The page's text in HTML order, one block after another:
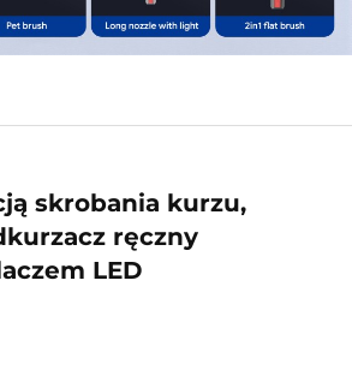
skrobania kurzu,
ręczny
LED